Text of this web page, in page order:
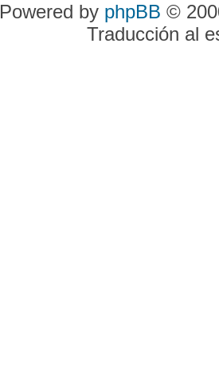
Powered by phpBB ©
Traducción al